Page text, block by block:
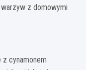
warzyw z domowymi
cynamonem